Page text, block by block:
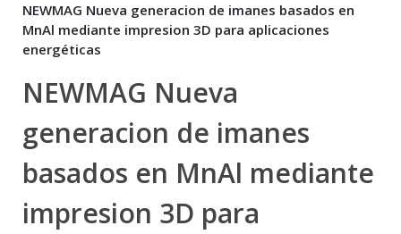
NEWMAG Nueva generacion de imanes basados en
MnAl mediante impresion 3D para aplicaciones
energéticas
NEWMAG Nueva
generacion de imanes
basados en MnAl mediante
impresion 3D para